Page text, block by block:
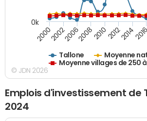
Tallone
Moyenne
Moyenne villages de 250
20002002200620082010201220142016
0k
© JDN 2026
Emplois d'investissement de
2024